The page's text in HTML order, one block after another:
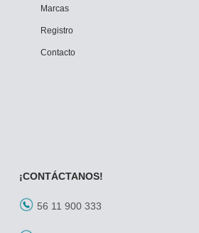
Marcas
Registro
Contacto
¡CONTÁCTANOS!
56 11 900 333